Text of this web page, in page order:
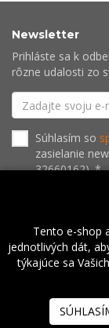
Newsletter
Prihláste sa k
rôzne udalosti zo
Súhlasím so
zasielanie
32660162). *
O nás
Tento e-shop
jednotlivých dát,
týkajúce sa